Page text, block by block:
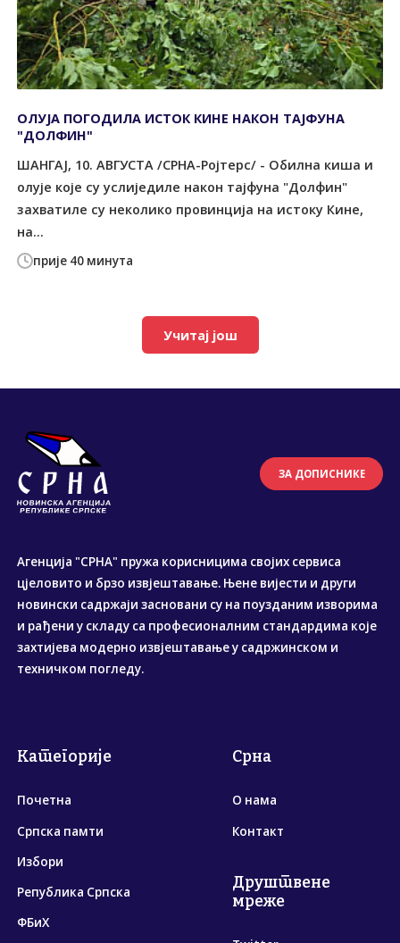
прије 40 минута
ОЛУЈА ПОГОДИЛА ИСТОК КИНЕ НАКОН ТАЈФУНА
"ДОЛФИН"
ШАНГАЈ, 10. АВГУСТА /СРНА-Ројтерс/ - Обилна киша и
олује које су услиједиле након тајфуна "Долфин"
захватиле су неколико провинција на истоку Кине,
на...
Учитај још
ЗА ДОПИСНИКЕ
Агенција "СРНА" пружа корисницима својих сервиса
цјеловито и брзо извјештавање. Њене вијести и други
новински садржаји засновани су на поузданим изворима
и рађени у складу са професионалним стандардима које
захтијева модерно извјештавање у садржинском и
техничком погледу.
Категорије
Почетна
Српска памти
Избори
Република Српска
ФБиХ
Срна
О нама
Контакт
Друштвене
мреже